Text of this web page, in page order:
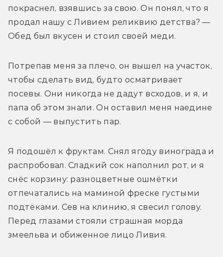
покраснел, взявшись за свою. Он понял, что я
продал нашу с Ливием реликвию детства? —
Обед был вкусен и стоил своей меди.
Потрепав меня за плечо, он вышел на участок,
чтобы сделать вид, будто осматривает
посевы. Они никогда не дадут всходов, и я, и
папа об этом знали. Он оставил меня наедине
с собой — выпустить пар.
Я подошёл к фруктам. Снял ягоду винограда и
распробовал. Сладкий сок наполнил рот, и я
снёс корзину: разноцветные ошмётки
отпечатались на маминой фреске густыми
подтёками. Сев на клинию, я свесил голову.
Перед глазами стояли страшная морда
змеельва и обиженное лицо Ливия.